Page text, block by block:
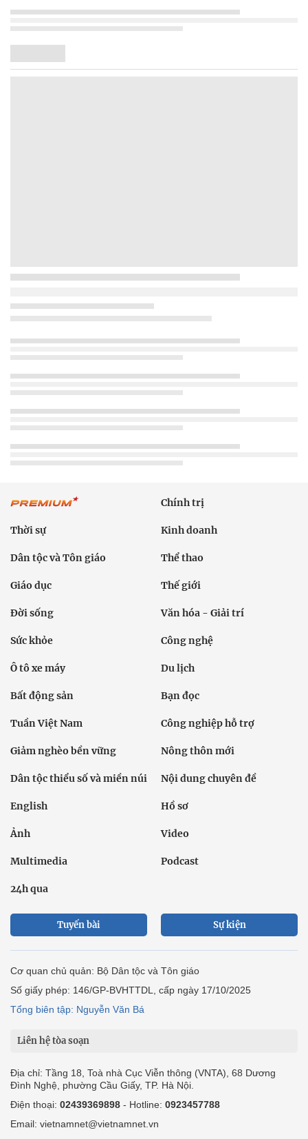
Chính trị
Thời sự Kinh doanh
Dân tộc và Tôn giáo Thể thao
Giáo dục Thế giới
Đời sống Văn hóa - Giải trí
Sức khỏe Công nghệ
Ô tô xe máy Du lịch
Bất động sản Bạn đọc
Tuần Việt Nam Công nghiệp hỗ trợ
Giảm nghèo bền vững Nông thôn mới
Dân tộc thiểu số và miền núi Nội dung chuyên đề
English Hồ sơ
Ảnh Video
Multimedia Podcast
24h qua
Tuyến bài Sự kiện
Cơ quan chủ quản: Bộ Dân tộc và Tôn giáo
Số giấy phép: 146/GP-BVHTTDL, cấp ngày 17/10/2025
Tổng biên tập: Nguyễn Văn Bá
Liên hệ tòa soạn
Địa chỉ: Tầng 18, Toà nhà Cục Viễn thông (VNTA), 68 Dương
Đình Nghệ, phường Cầu Giấy, TP. Hà Nội.
Điện thoại: 02439369898 - Hotline: 0923457788
Email: vietnamnet@vietnamnet.vn